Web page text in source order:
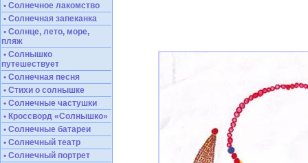
• Солнечное лакомство
• Солнечная запеканка
• Солнце, лето, море,
пляж
• Солнышко
путешествует
• Солнечная песня
• Стихи о солнышке
• Солнечные частушки
• Кроссворд «Солнышко»
• Солнечные батареи
• Солнечный театр
• Солнечный портрет